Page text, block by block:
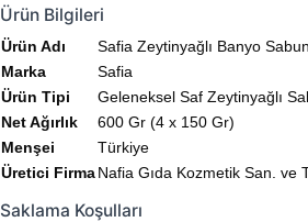
Ürün Bilgileri
Ürün Adı
Safia Zeytinyağlı Banyo
Marka
Safia
Ürün Tipi
Geleneksel Saf Zeytinyağlı
Net Ağırlık
600 Gr (4 x 150 Gr)
Menşei
Türkiye
Üretici FirmaNafia Gıda Kozmetik San. ve
Saklama Koşulları